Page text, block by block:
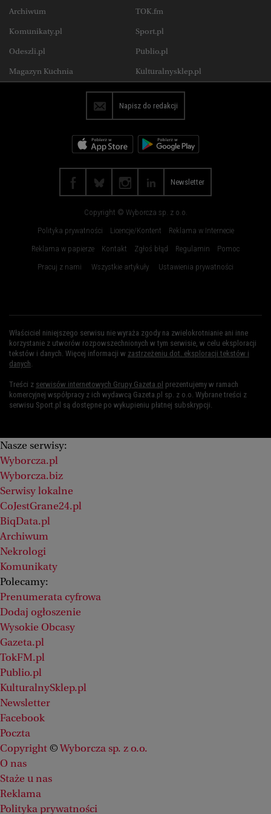
Nieruchomości
Katowice Kielce
Koszalin Kraków
Lublin Łódź
Olsztyn Opole
Poznań
Sosnowiec
Toruń
Wrocław
Zielona Góra
Ale Historia Magazyn Książki
Archiwum
Komunikaty.pl
Odeszli.pl
Magazyn Kuchnia
TOK.fm
Sport.pl
Publio.pl
Kulturalnysklep.pl
Napisz do redakcji
Newsletter
Copyright © Wyborcza sp. z o.o.
Polityka prywatności
Licencje/Kontent
Reklama w Internecie
Reklama w papierze
Kontakt Zgłoś błąd Regulamin
Pomoc
Pracuj z nami
Wszystkie artykuły Ustawienia prywatności
Właściciel niniejszego serwisu nie wyraża zgody na zwielokrotnianie ani inne
korzystanie z utworów rozpowszechnionych w tym serwisie, w celu eksploracji
tekstów i danych. Więcej informacji w zastrzeżeniu dot. eksploracji tekstów i
danych.
Treści z serwisów internetowych Grupy Gazeta.pl prezentujemy w ramach
komercyjnej współpracy z ich wydawcą Gazeta.pl sp. z o.o. Wybrane treści z
serwisu Sport.pl są dostępne po wykupieniu płatnej subskrypcji.
Nasze serwisy:
Wyborcza.pl
Wyborcza.biz
Serwisy lokalne
CoJestGrane24.pl
BiqData.pl
Archiwum
Nekrologi
Komunikaty
Polecamy:
Prenumerata cyfrowa
Dodaj ogłoszenie
Wysokie Obcasy
Gazeta.pl
TokFM.pl
Publio.pl
KulturalnySklep.pl
Newsletter
Facebook
Poczta
Copyright © Wyborcza sp. z o.o.
O nas
Staże u nas
Reklama
Polityka prywatności